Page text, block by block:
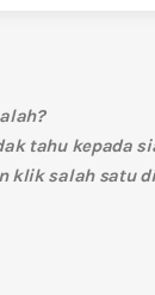
tahu kepada
klik salah satu